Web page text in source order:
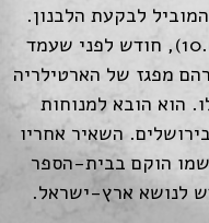
לבקעת הלבנון.
ביום י"ט בסיוון תשמ"ב (10.6.1982), חודש לפני שעמד
מפגז של הארטילריה
היה בנופלו. הוא הובא למנוחות
השאיר אחריו
הוקם בבית-הספר
לנושא ארץ-ישראל.